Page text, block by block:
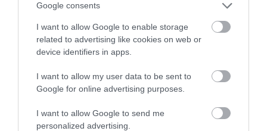
Google consents
I want to allow Google to enable storage
related to advertising like cookies on web or
device identifiers in apps.
I want to allow my user data to be sent to
Google for online advertising purposes.
I want to allow Google to send me
personalized advertising.